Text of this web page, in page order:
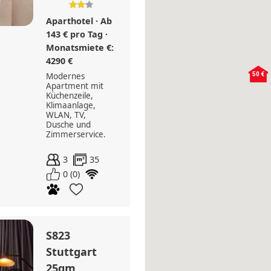
Aparthotel · Ab
143 € pro Tag ·
Monatsmiete €:
4290 €
Modernes
Apartment mit
Küchenzeile,
Klimaanlage,
WLAN, TV,
Dusche und
Zimmerservice.
3
35
0 (0)
S823
Stuttgart
25qm
50 €